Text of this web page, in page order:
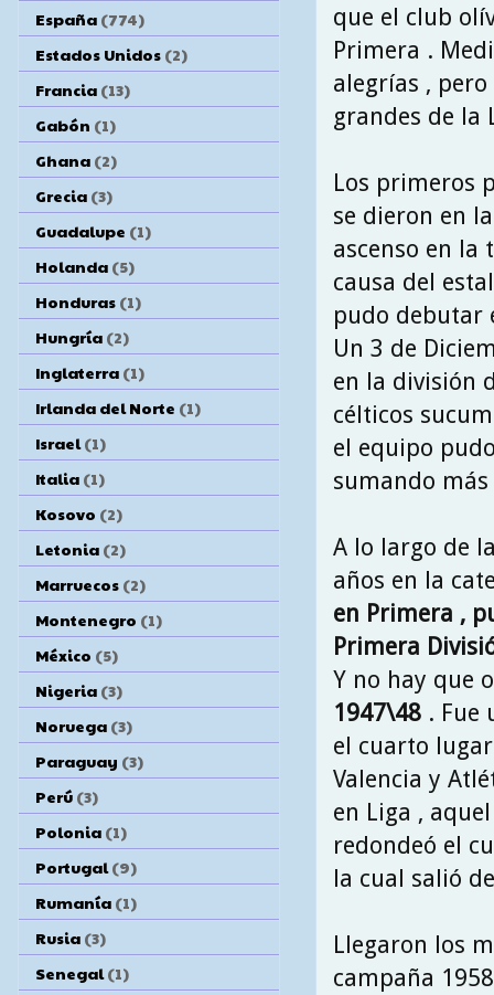
que el club
Primera .
alegrías ,
grandes de la
Los primeros
se dieron en
ascenso en la
causa del
pudo debutar
Un 3 de
en la división
célticos
el equipo
sumando
A lo largo de
años en la
en Primera ,
Primera
Y no hay que
1947\48 . Fue
el cuarto
Valencia y
en Liga ,
redondeó el
la cual salió
Llegaron los
campaña
España (774)
Estados Unidos (2)
Francia (13)
Gabón (1)
Ghana (2)
Grecia (3)
Guadalupe (1)
Holanda (5)
Honduras (1)
Hungría (2)
Inglaterra (1)
Irlanda del Norte (1)
Israel (1)
Italia (1)
Kosovo (2)
Letonia (2)
Marruecos (2)
Montenegro (1)
México (5)
Nigeria (3)
Noruega (3)
Paraguay (3)
Perú (3)
Polonia (1)
Portugal (9)
Rumanía (1)
Rusia (3)
Senegal (1)